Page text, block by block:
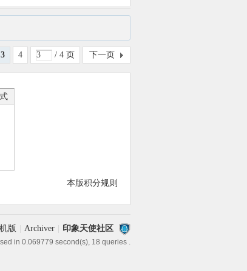
3 4 / 4 页 下一页
本版积分规则
版 Archiver 印象天使社区
in 0.069779 second(s), 18 queries .